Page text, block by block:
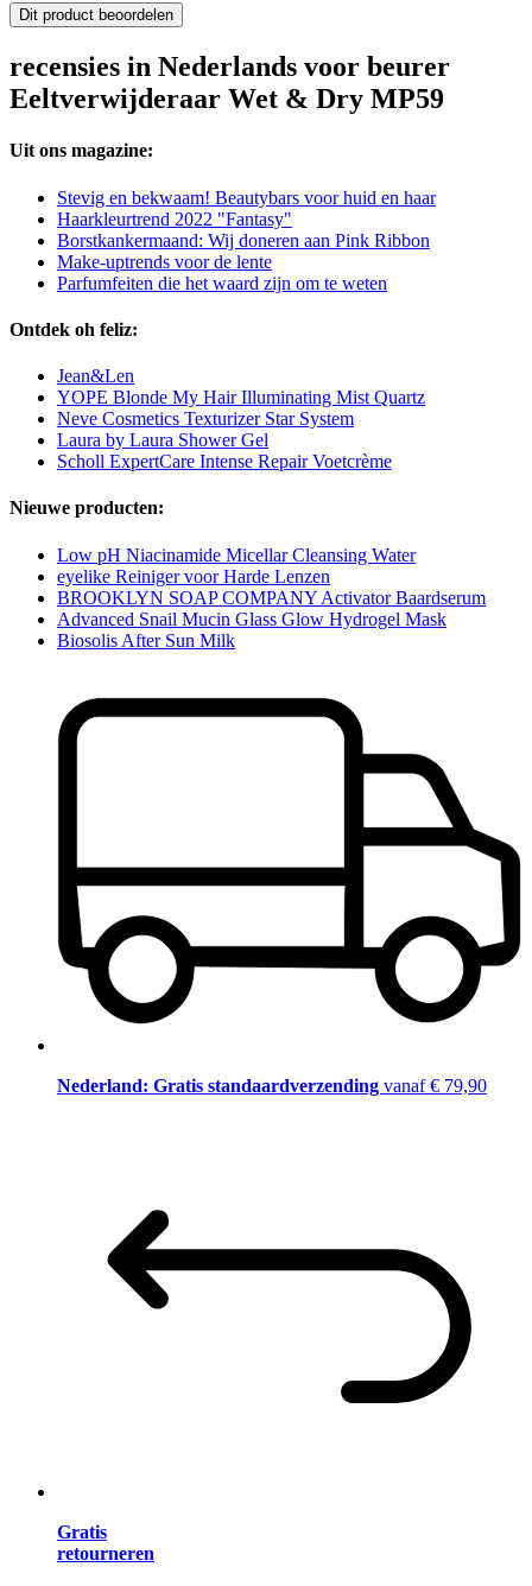
Dit product beoordelen
recensies in Nederlands voor beurer
Eeltverwijderaar Wet & Dry MP59
Uit ons magazine:
Stevig en bekwaam! Beautybars voor huid en haar
Haarkleurtrend 2022 "Fantasy"
Borstkankermaand: Wij doneren aan Pink Ribbon
Make-uptrends voor de lente
Parfumfeiten die het waard zijn om te weten
Ontdek oh feliz:
Jean&Len
YOPE Blonde My Hair Illuminating Mist Quartz
Neve Cosmetics Texturizer Star System
Laura by Laura Shower Gel
Scholl ExpertCare Intense Repair Voetcrème
Nieuwe producten:
Low pH Niacinamide Micellar Cleansing Water
eyelike Reiniger voor Harde Lenzen
BROOKLYN SOAP COMPANY Activator Baardserum
Advanced Snail Mucin Glass Glow Hydrogel Mask
Biosolis After Sun Milk
Nederland: Gratis standaardverzending vanaf € 79,90
Gratis
retourneren